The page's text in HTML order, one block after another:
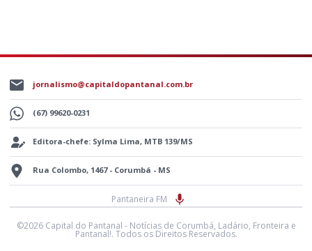
jornalismo@capitaldopantanal.com.br
(67) 99620-0231
Editora-chefe: Sylma Lima, MTB 139/MS
Rua Colombo, 1467 - Corumbá - MS
Pantaneira FM
©2026 Capital do Pantanal - Notícias de Corumbá, Ladário, Fronteira e
Pantanal!. Todos os Direitos Reservados.